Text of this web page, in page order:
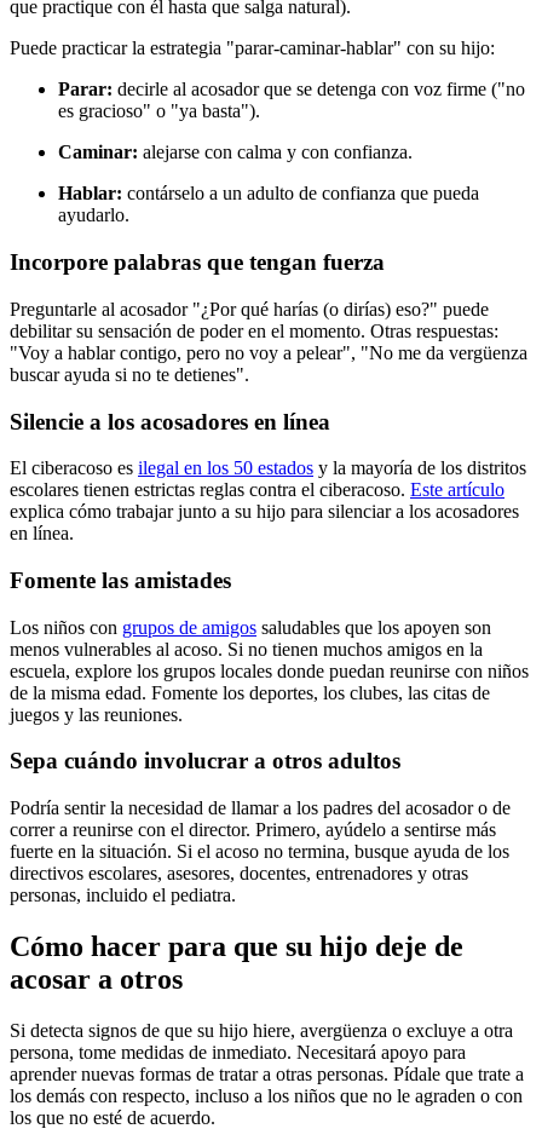
que practique con él hasta que salga natural).
Puede practicar la estrategia "parar-caminar-hablar" con su hijo:
Parar: decirle al acosador que se detenga con voz firme ("no
es gracioso" o "ya basta").
Caminar: alejarse con calma y con confianza.
Hablar: contárselo a un adulto de confianza que pueda
ayudarlo.
Incorpore palabras que tengan fuerza
Preguntarle al acosador "¿Por qué harías (o dirías) eso?" puede
debilitar su sensación de poder en el momento. Otras respuestas:
"Voy a hablar contigo, pero no voy a pelear", "No me da vergüenza
buscar ayuda si no te detienes".
Silencie a los acosadores en línea
El ciberacoso es ilegal en los 50 estados y la mayoría de los distritos
escolares tienen estrictas reglas contra el ciberacoso. Este artículo
explica cómo trabajar junto a su hijo para silenciar a los acosadores
en línea.
Fomente las amistades
Los niños con grupos de amigos saludables que los apoyen son
menos vulnerables al acoso. Si no tienen muchos amigos en la
escuela, explore los grupos locales donde puedan reunirse con niños
de la misma edad. Fomente los deportes, los clubes, las citas de
juegos y las reuniones.
Sepa cuándo involucrar a otros adultos
Podría sentir la necesidad de llamar a los padres del acosador o de
correr a reunirse con el director. Primero, ayúdelo a sentirse más
fuerte en la situación. Si el acoso no termina, busque ayuda de los
directivos escolares, asesores, docentes, entrenadores y otras
personas, incluido el pediatra.
Cómo hacer para que su hijo deje de
acosar a otros
Si detecta signos de que su hijo hiere, avergüenza o excluye a otra
persona, tome medidas de inmediato. Necesitará apoyo para
aprender nuevas formas de tratar a otras personas. Pídale que trate a
los demás con respecto, incluso a los niños que no le agraden o con
los que no esté de acuerdo.